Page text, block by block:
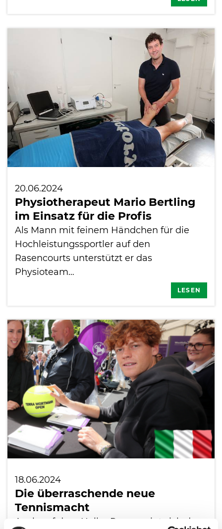
20.06.2024
Physiotherapeut Mario Bertling
im Einsatz für die Profis
Als Mann mit feinem Händchen für die
Hochleistungssportler auf den
Rasencourts unterstützt er das
Physioteam…
LESEN
18.06.2024
Die überraschende neue
Tennismacht
Auch auf dem Haller Rasen zeigt sich der